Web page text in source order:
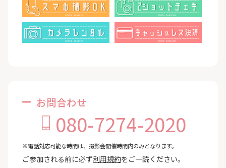
お問合わせ
080-7274-2020
※電話対応可能な時間は、撮影会開催時間内のみとなります。
ご参加される前に必ず利用規約をご一読ください。